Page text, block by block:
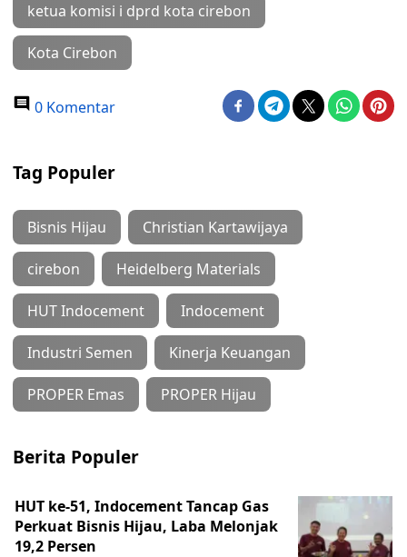
ketua komisi i dprd kota cirebon
Kota Cirebon
0 Komentar
Tag Populer
Bisnis Hijau Christian Kartawijaya
cirebon Heidelberg Materials
HUT Indocement Indocement
Industri Semen Kinerja Keuangan
PROPER Emas PROPER Hijau
Berita Populer
HUT ke-51, Indocement Tancap Gas
Perkuat Bisnis Hijau, Laba Melonjak
19,2 Persen